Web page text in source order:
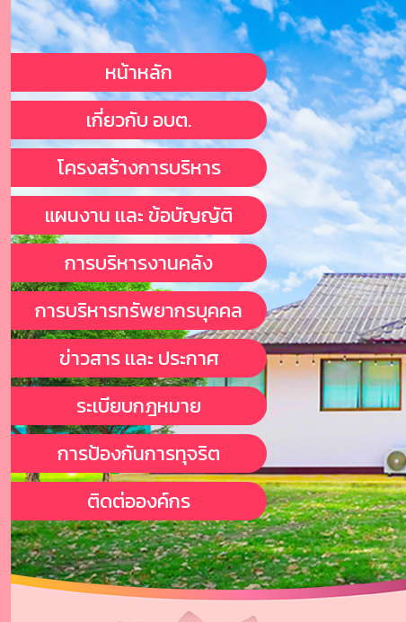
หน้าหลัก
เกี่ยวกับ อบต.
โครงสร้างการบริหาร
แผนงาน เเละ ข้อบัญญัติ
การบริหารงานคลัง
การบริหารทรัพยากรบุคคล
ข่าวสาร เเละ ประกาศ
ระเบียบกฎหมาย
การป้องกันการทุจริต
ติดต่อองค์กร